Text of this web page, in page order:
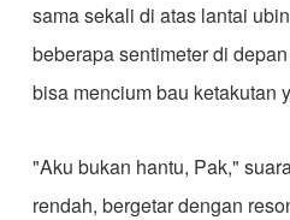
sama sekali di atas lantai
beberapa sentimeter di
bisa mencium bau ketakutan
​"Aku bukan hantu, Pak,"
rendah, bergetar dengan